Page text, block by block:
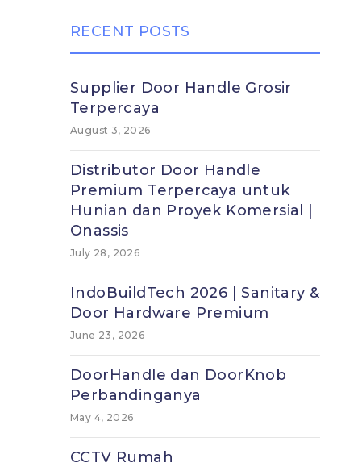
RECENT POSTS
Supplier Door Handle Grosir
Terpercaya
August 3, 2026
Distributor Door Handle
Premium Terpercaya untuk
Hunian dan Proyek Komersial |
Onassis
July 28, 2026
IndoBuildTech 2026 | Sanitary &
Door Hardware Premium
June 23, 2026
DoorHandle dan DoorKnob
Perbandinganya
May 4, 2026
CCTV Rumah